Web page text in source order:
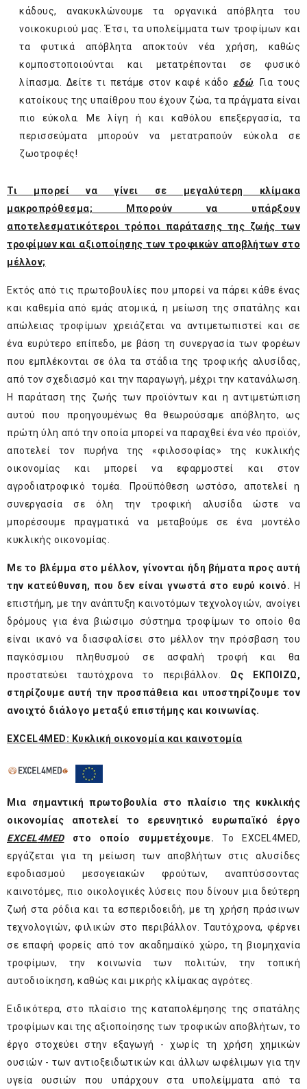
κάδους, ανακυκλώνουμε τα οργανικά απόβλητα του
νοικοκυριού μας. Έτσι, τα υπολείμματα των τροφίμων και
τα φυτικά απόβλητα αποκτούν νέα χρήση, καθώς
κομποστοποιούνται και μετατρέπονται σε φυσικό
λίπασμα. Δείτε τι πετάμε στον καφέ κάδο εδώ. Για τους
κατοίκους της υπαίθρου που έχουν ζώα, τα πράγματα είναι
πιο εύκολα. Με λίγη ή και καθόλου επεξεργασία, τα
περισσεύματα μπορούν να μετατραπούν εύκολα σε
ζωοτροφές!
Τι μπορεί να γίνει σε μεγαλύτερη κλίμακα
μακροπρόθεσμα; Μπορούν να υπάρξουν
αποτελεσματικότεροι τρόποι παράτασης της ζωής των
τροφίμων και αξιοποίησης των τροφικών αποβλήτων στο
μέλλον;
Εκτός από τις πρωτοβουλίες που μπορεί να πάρει κάθε ένας
και καθεμία από εμάς ατομικά, η μείωση της σπατάλης και
απώλειας τροφίμων χρειάζεται να αντιμετωπιστεί και σε
ένα ευρύτερο επίπεδο, με βάση τη συνεργασία των φορέων
που εμπλέκονται σε όλα τα στάδια της τροφικής αλυσίδας,
από τον σχεδιασμό και την παραγωγή, μέχρι την κατανάλωση.
Η παράταση της ζωής των προϊόντων και η αντιμετώπιση
αυτού που προηγουμένως θα θεωρούσαμε απόβλητο, ως
πρώτη ύλη από την οποία μπορεί να παραχθεί ένα νέο προϊόν,
αποτελεί τον πυρήνα της «φιλοσοφίας» της κυκλικής
οικονομίας και μπορεί να εφαρμοστεί και στον
αγροδιατροφικό τομέα. Προϋπόθεση ωστόσο, αποτελεί η
συνεργασία σε όλη την τροφική αλυσίδα ώστε να
μπορέσουμε πραγματικά να μεταβούμε σε ένα μοντέλο
κυκλικής οικονομίας.
Με το βλέμμα στο μέλλον, γίνονται ήδη βήματα προς αυτή
την κατεύθυνση, που δεν είναι γνωστά στο ευρύ κοινό. Η
επιστήμη, με την ανάπτυξη καινοτόμων τεχνολογιών, ανοίγει
δρόμους για ένα βιώσιμο σύστημα τροφίμων το οποίο θα
είναι ικανό να διασφαλίσει στο μέλλον την πρόσβαση του
παγκόσμιου πληθυσμού σε ασφαλή τροφή και θα
προστατεύει ταυτόχρονα το περιβάλλον. Ως ΕΚΠΟΙΖΩ,
στηρίζουμε αυτή την προσπάθεια και υποστηρίζουμε τον
ανοιχτό διάλογο μεταξύ επιστήμης και κοινωνίας.
EXCEL4MED: Κυκλική οικονομία και καινοτομία
Μια σημαντική πρωτοβουλία στο πλαίσιο της κυκλικής
οικονομίας αποτελεί το ερευνητικό ευρωπαϊκό έργο
EXCEL4MEDστο οποίο συμμετέχουμε. Το EXCEL4MED,
εργάζεται για τη μείωση των αποβλήτων στις αλυσίδες
εφοδιασμού μεσογειακών φρούτων, αναπτύσσοντας
καινοτόμες, πιο οικολογικές λύσεις που δίνουν μια δεύτερη
ζωή στα ρόδια και τα εσπεριδοειδή, με τη χρήση πράσινων
τεχνολογιών, φιλικών στο περιβάλλον. Ταυτόχρονα, φέρνει
σε επαφή φορείς από τον ακαδημαϊκό χώρο, τη βιομηχανία
τροφίμων, την κοινωνία των πολιτών, την τοπική
αυτοδιοίκηση, καθώς και μικρής κλίμακας αγρότες.
Ειδικότερα, στο πλαίσιο της καταπολέμησης της σπατάλης
τροφίμων και της αξιοποίησης των τροφικών αποβλήτων, το
έργο στοχεύει στην εξαγωγή - χωρίς τη χρήση χημικών
ουσιών - των αντιοξειδωτικών και άλλων ωφέλιμων για την
υγεία ουσιών που υπάρχουν στα υπολείμματα από τα